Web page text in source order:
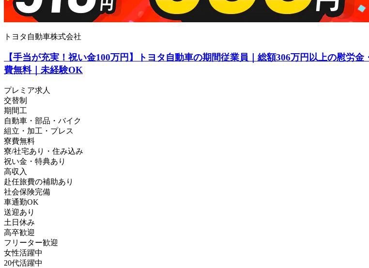
トヨタ自動車株式会社
【手当が充実！祝い金100万円】トヨタ自動車の期間従業員｜総額306万円以上の慰労
費無料｜未経験OK
プレミア求人
交替制
期間工
自動車・部品・バイク
組立・加工・プレス
寮費無料
寮/社宅あり・住み込み
祝い金・特典あり
高収入
赴任旅費の補助あり
社会保険完備
車通勤OK
送迎あり
土日休み
高卒歓迎
フリーター歓迎
女性活躍中
20代活躍中